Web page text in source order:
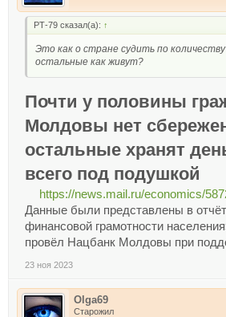
РТ-79 сказал(а): ↑
Это как о стране судить по
остальные как живут?
Почти у половины
Молдовы нет
остальные хранят
всего под подушкой
https://news.mail.ru/economics/
Данные были представлены в
финансовой грамотности
провёл Нацбанк Молдовы при
23 ноя 2023
Olga69
Старожил